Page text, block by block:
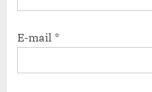
E-mail *